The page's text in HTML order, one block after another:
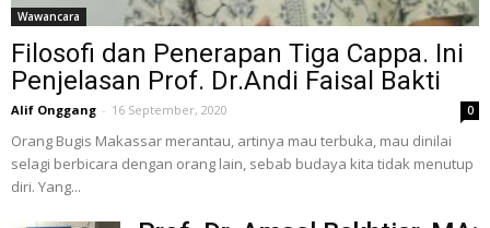
Wawancara
Filosofi dan Penerapan Tiga Cappa. Ini
Penjelasan Prof. Dr.Andi Faisal Bakti
Alif Onggang - 16 September, 2020 0
Orang Bugis Makassar merantau, artinya mau terbuka, mau dinilai
selagi berbicara dengan orang lain, sebab budaya kita tidak menutup
diri. Yang...